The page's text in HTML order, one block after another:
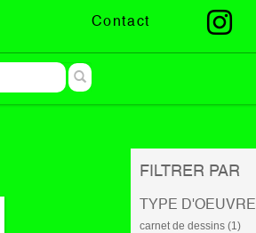
Contact
FILTRER PAR
TYPE D'OEUVRE
carnet de dessins (1)